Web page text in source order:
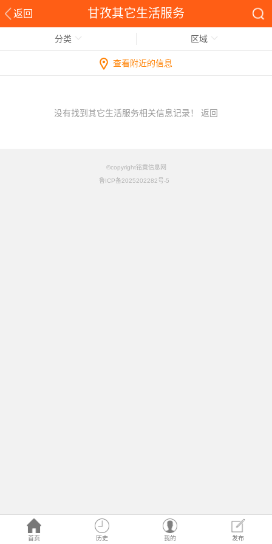
返回 甘孜其它生活服务
首页 历史 我的 发布
分类 区域
查看附近的信息
没有找到其它生活服务相关信息记录！ 返回
©copyright铭竟信息网
鲁ICP备2025202282号-5